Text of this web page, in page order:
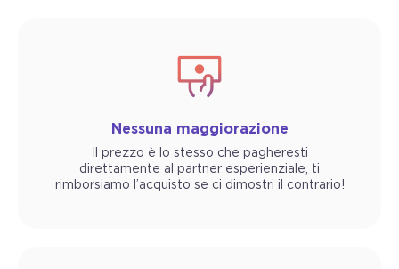
Nessuna maggiorazione
Il prezzo è lo stesso che pagheresti
direttamente al partner esperienziale, ti
rimborsiamo l’acquisto se ci dimostri il contrario!